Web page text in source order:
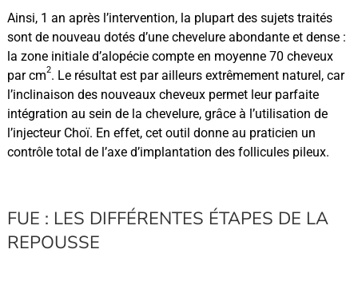
Ainsi, 1 an après l’intervention, la plupart des sujets traités
sont de nouveau dotés d’une chevelure abondante et dense :
la zone initiale d’alopécie compte en moyenne 70 cheveux
par cm2. Le résultat est par ailleurs extrêmement naturel, car
l’inclinaison des nouveaux cheveux permet leur parfaite
intégration au sein de la chevelure, grâce à l’utilisation de
l’injecteur Choï. En effet, cet outil donne au praticien un
contrôle total de l’axe d’implantation des follicules pileux.
FUE : LES DIFFÉRENTES ÉTAPES DE LA
REPOUSSE